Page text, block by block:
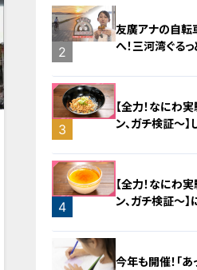
2
友廣アナの自転
へ！三河湾ぐる
3
【全力！なにわ
ン、ガチ検証～
4
【全力！なにわ
ン、ガチ検証～
今年も開催！「